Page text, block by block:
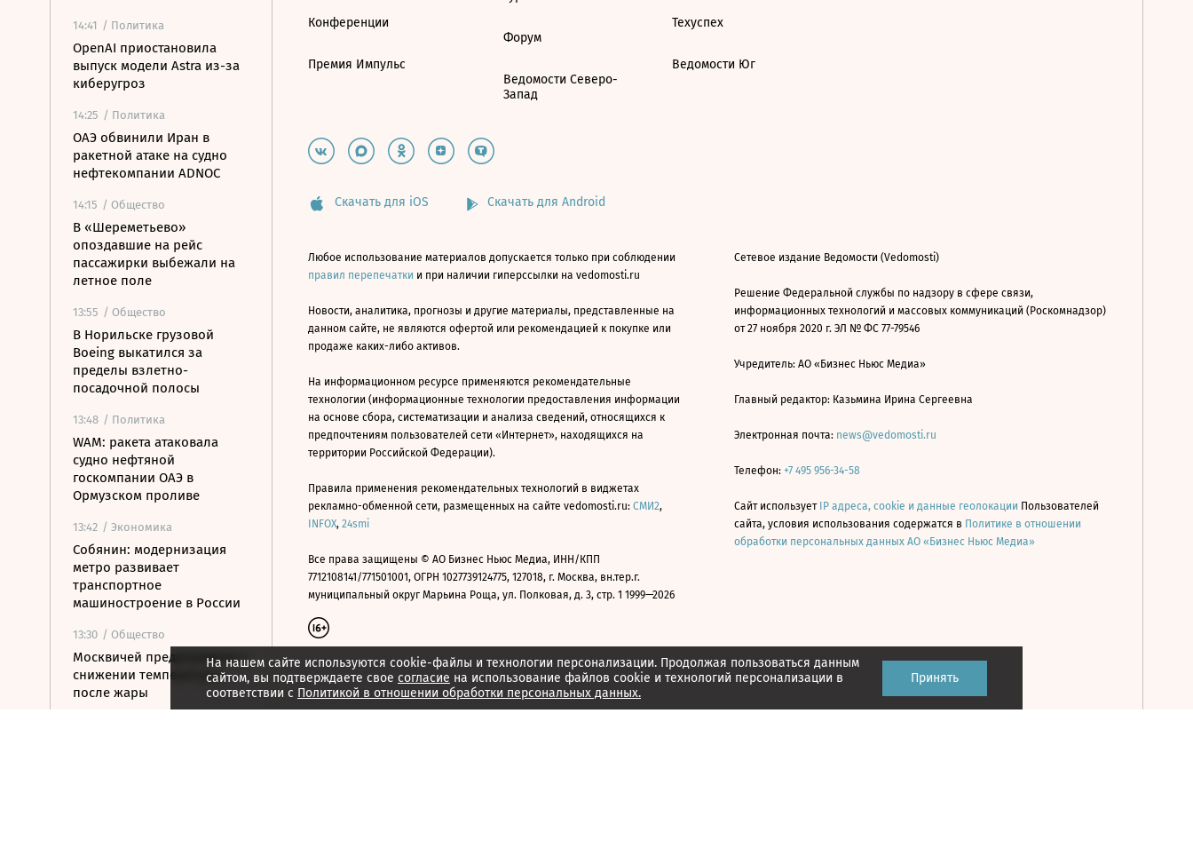
14:41 / Политика
OpenAI приостановила
выпуск модели Astra из-за
киберугроз
14:25 / Политика
ОАЭ обвинили Иран в
ракетной атаке на судно
нефтекомпании ADNOC
14:15 / Общество
В «Шереметьево»
опоздавшие на рейс
пассажирки выбежали на
летное поле
13:55 / Общество
В Норильске грузовой
Boeing выкатился за
пределы взлетно-
посадочной полосы
13:48 / Политика
WAM: ракета атаковала
судно нефтяной
госкомпании ОАЭ в
Ормузском проливе
13:42 / Экономика
Собянин: модернизация
метро развивает
транспортное
машиностроение в России
13:30 / Общество
Москвичей предупредили о
снижении температуры
после жары
На нашем сайте используются cookie-файлы и технологии персонализации. Продолжая пользоваться данным
сайтом, вы подтверждаете свое согласие на использование файлов cookie и технологий персонализации в
соответствии с Политикой в отношении обработки персональных данных.
Принять
Конференции
Премия Импульс
Форум
Ведомости Северо-
Запад
Техуспех
Ведомости Юг
Скачать для iOS Скачать для Android
Любое использование материалов допускается только при соблюдении
правил перепечатки и при наличии гиперссылки на vedomosti.ru
Новости, аналитика, прогнозы и другие материалы, представленные на
данном сайте, не являются офертой или рекомендацией к покупке или
продаже каких-либо активов.
На информационном ресурсе применяются рекомендательные
технологии (информационные технологии предоставления информации
на основе сбора, систематизации и анализа сведений, относящихся к
предпочтениям пользователей сети «Интернет», находящихся на
территории Российской Федерации).
Правила применения рекомендательных технологий в виджетах
рекламно-обменной сети, размещенных на сайте vedomosti.ru: СМИ2,
INFOX, 24smi
Все права защищены © АО Бизнес Ньюс Медиа, ИНН/КПП
7712108141/771501001, ОГРН 1027739124775, 127018, г. Москва, вн.тер.г.
муниципальный округ Марьина Роща, ул. Полковая, д. 3, стр. 1 1999—2026
Сетевое издание Ведомости (Vedomosti)
Решение Федеральной службы по надзору в сфере связи,
информационных технологий и массовых коммуникаций (Роскомнадзор)
от 27 ноября 2020 г. ЭЛ № ФС 77-79546
Учредитель: АО «Бизнес Ньюс Медиа»
Главный редактор: Казьмина Ирина Сергеевна
Электронная почта: news@vedomosti.ru
Телефон: +7 495 956-34-58
Сайт использует IP адреса, cookie и данные геолокации Пользователей
сайта, условия использования содержатся в Политике в отношении
обработки персональных данных АО «Бизнес Ньюс Медиа»